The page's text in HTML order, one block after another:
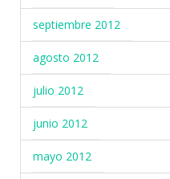
septiembre 2012
agosto 2012
julio 2012
junio 2012
mayo 2012